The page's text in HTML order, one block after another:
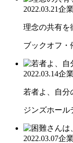
2022.03.21企
理念の共有を
ブックオフ
2022.03.14企
若者よ、自分
ジンズホー
2022.03.07企